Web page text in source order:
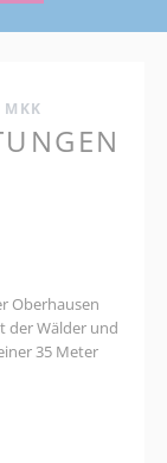
MKK
Oberhausen
der Wälder und
35 Meter